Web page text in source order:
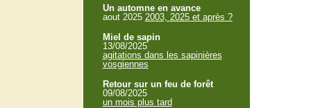
Un automne en avance
aout 2025 2003, 2025 et après ?
Miel de sapin
13/08/2025
agitations dans les sapinières
vosgiennes
Retour sur un feu de forêt
09/08/2025
un mois plus tard